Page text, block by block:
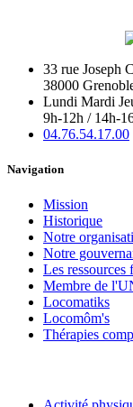
33 rue Joseph
38000
Lundi Mardi
9h-12h / 14h-
04.76.54.17.00
Navigation
Mission
Historique
Notre
Notre
Les ressources
Membre de
Locomatiks
Locomôm's
Thérapies